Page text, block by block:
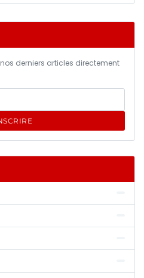
derniers articles directement